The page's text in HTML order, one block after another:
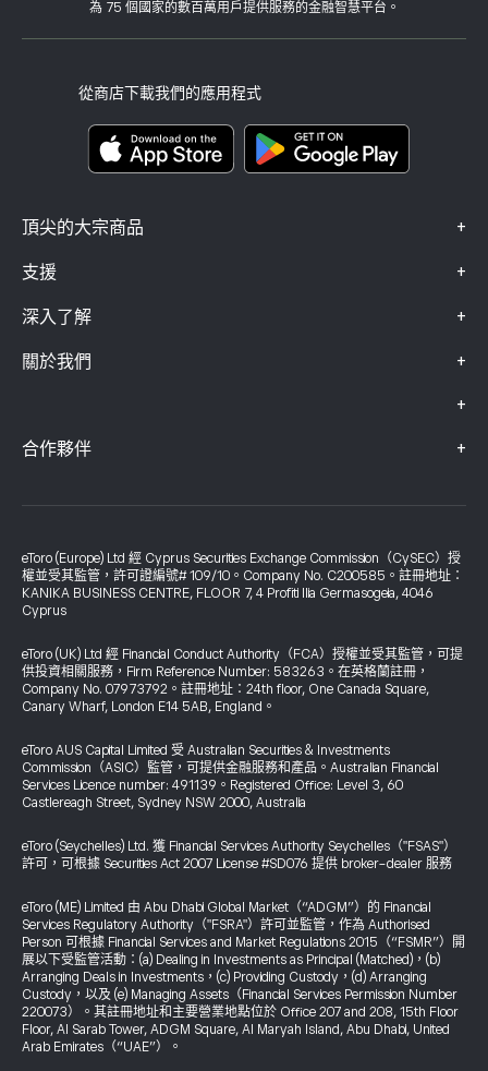
為 75 個國家的數百萬用戶提供服務的金融智慧平台。
從商店下載我們的應用程式
頂尖的大宗商品 +
支援 +
用戶端漏洞
深入了解 +
關於我們 +
+
風險揭露
關鍵資訊文件
投訴資料（FCA 客戶）
合作夥伴 +
投資保險
eToro (Europe) Ltd 經 Cyprus Securities Exchange Commission（CySEC）授
權並受其監管，許可證編號# 109/10。Company No. C200585。註冊地址：
KANIKA BUSINESS CENTRE, FLOOR 7, 4 Profiti Ilia Germasogeia, 4046
Cyprus
eToro (UK) Ltd 經 Financial Conduct Authority（FCA）授權並受其監管，可提
供投資相關服務，Firm Reference Number: 583263。在英格蘭註冊，
Company No. 07973792。註冊地址：24th floor, One Canada Square,
Canary Wharf, London E14 5AB, England。
eToro AUS Capital Limited 受 Australian Securities & Investments
Commission（ASIC）監管，可提供金融服務和產品。Australian Financial
Services Licence number: 491139。Registered Office: Level 3, 60
Castlereagh Street, Sydney NSW 2000, Australia
eToro (Seychelles) Ltd. 獲 Financial Services Authority Seychelles（"FSAS"）
許可，可根據 Securities Act 2007 License #SD076 提供 broker-dealer 服務
eToro (ME) Limited 由 Abu Dhabi Global Market（“ADGM”）的 Financial
Services Regulatory Authority（"FSRA"）許可並監管，作為 Authorised
Person 可根據 Financial Services and Market Regulations 2015（“FSMR”）開
展以下受監管活動：(a) Dealing in Investments as Principal (Matched)，(b)
Arranging Deals in Investments，(c) Providing Custody，(d) Arranging
Custody，以及 (e) Managing Assets（Financial Services Permission Number
220073）。其註冊地址和主要營業地點位於 Office 207 and 208, 15th Floor
Floor, Al Sarab Tower, ADGM Square, Al Maryah Island, Abu Dhabi, United
Arab Emirates（“UAE”）。